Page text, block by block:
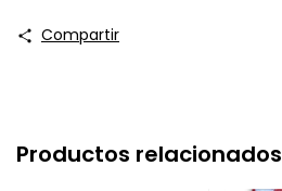
Compartir
Productos relacionados